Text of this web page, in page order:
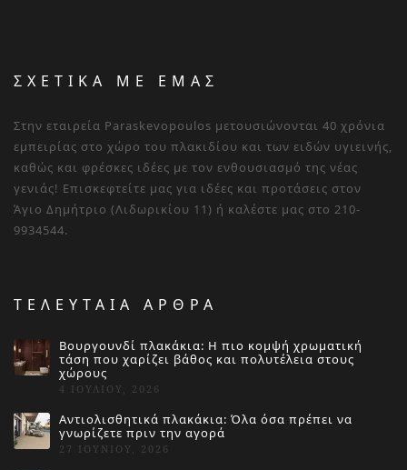
ΣΧΕΤΙΚΑ ΜΕ ΕΜΑΣ
Στην εταιρεία Paraskevopoulos μετουσιώνονται 40 χρόνια
εμπειρίας στο χώρο του πλακιδίου και των ειδών υγιεινής,
καθώς και φρέσκες ιδέες με τον ενθουσιασμό της νέας
γενιάς! Επισκεφτείτε μας για ιδέες και προτάσεις στον
Άγιο Δημήτριο (Λιδωρικίου 11) ή καλέστε μας στο 210-
9934544.
ΤΕΛΕΥΤΑΙΑ ΑΡΘΡΑ
Βουργουνδί πλακάκια: Η πιο κομψή χρωματική
τάση που χαρίζει βάθος και πολυτέλεια στους
χώρους
4 ΙΟΥΛΊΟΥ, 2026
Αντιολισθητικά πλακάκια: Όλα όσα πρέπει να
γνωρίζετε πριν την αγορά
27 ΙΟΥΝΊΟΥ, 2026